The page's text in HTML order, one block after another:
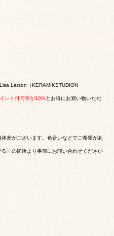
Larson（KERAMIKSTUDION
ント付与率が10%とお得にお買い物いただ
差がございます。色合いなどでご希望があ
〉の箇所より事前にお問い合わせください